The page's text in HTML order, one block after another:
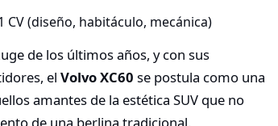
de los últimos años, y con sus
el Volvo XC60 se postula como una
amantes de la estética SUV que no